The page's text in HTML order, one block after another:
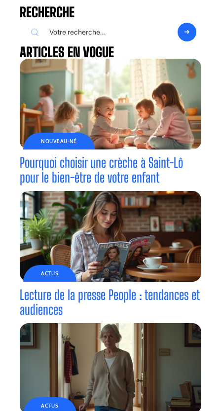
RECHERCHE
ARTICLES EN VOGUE
NOUVEAU-NÉ
Pourquoi choisir une crèche à Saint-Lô
pour le bien-être de votre enfant
ACTUS
Lecture de la presse People : tendances et
audiences
ACTUS